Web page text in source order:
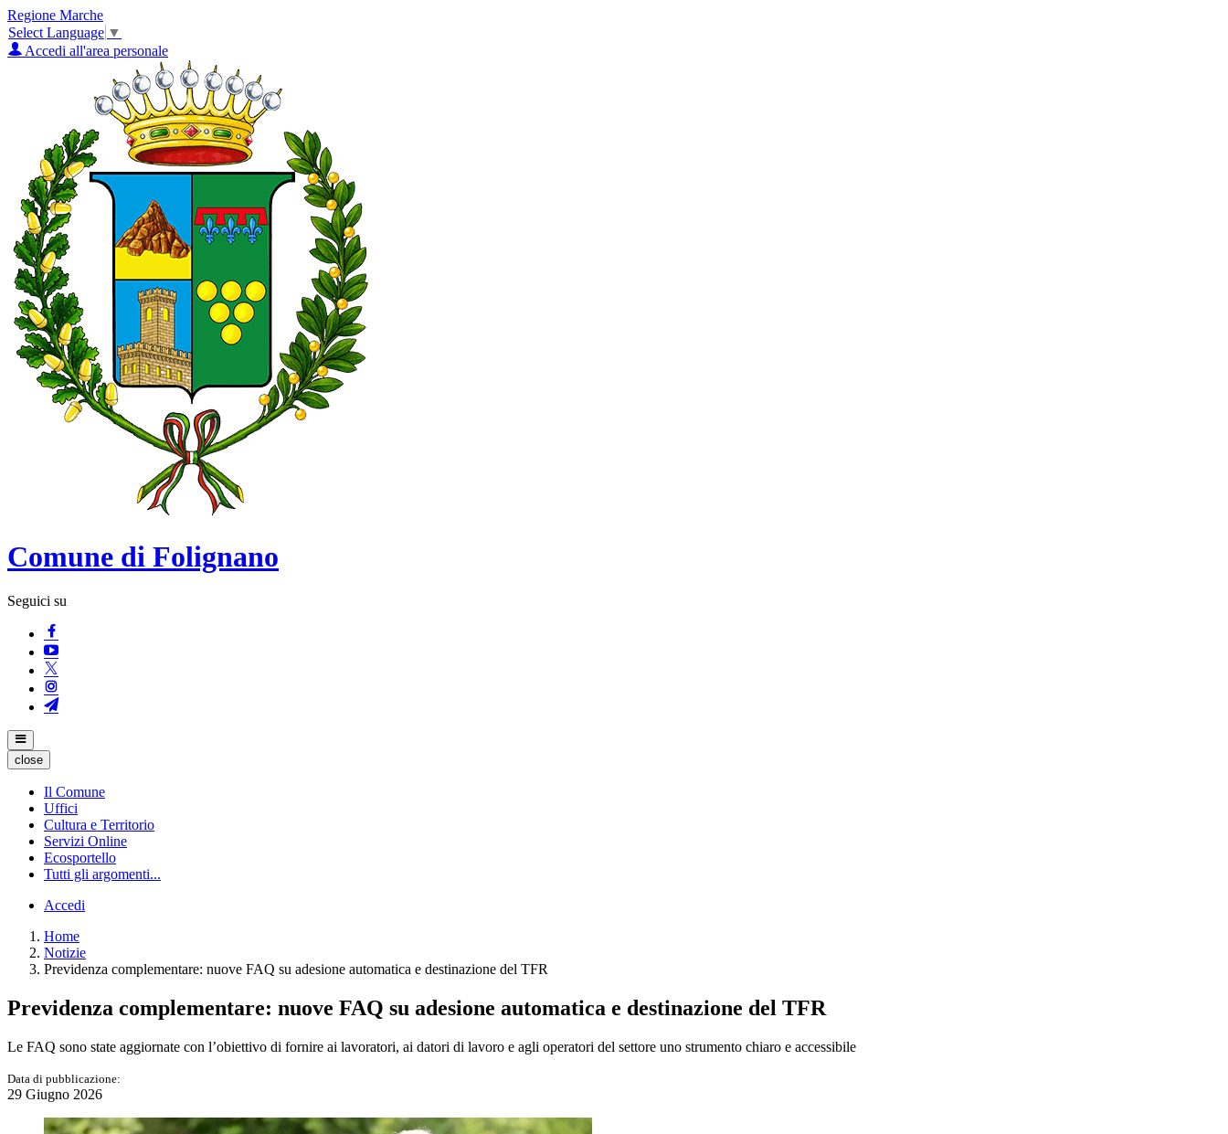
Regione Marche
Select Language ▼
Accedi all'area personale
Comune di Folignano
Seguici su
close
Il Comune
Uffici
Cultura e Territorio
Servizi Online
Ecosportello
Tutti gli argomenti...
Accedi
Home
Notizie
Previdenza complementare: nuove FAQ su adesione automatica e destinazione del TFR
Previdenza complementare: nuove FAQ su adesione automatica e destinazione del TFR
Le FAQ sono state aggiornate con l’obiettivo di fornire ai lavoratori, ai datori di lavoro e agli operatori del settore uno strumento chiaro e accessibile
Data di pubblicazione:
29 Giugno 2026